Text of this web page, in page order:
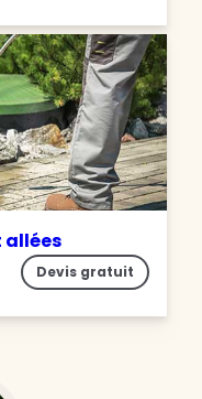
allées
Devis gratuit